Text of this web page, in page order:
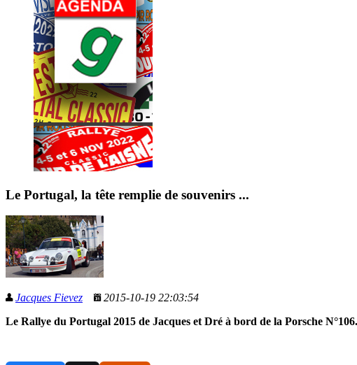
Le Portugal, la tête remplie de souvenirs ...
Jacques Fievez
2015-10-19 22:03:54
Le Rallye du Portugal 2015 de Jacques et Dré à bord de la Porsche N°106.